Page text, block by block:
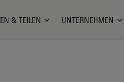
& TEILEN UNTERNEHMEN